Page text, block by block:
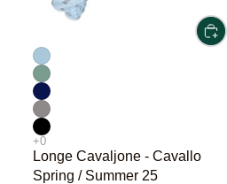
Longe Cavaljone - Cavallo
Spring / Summer 25